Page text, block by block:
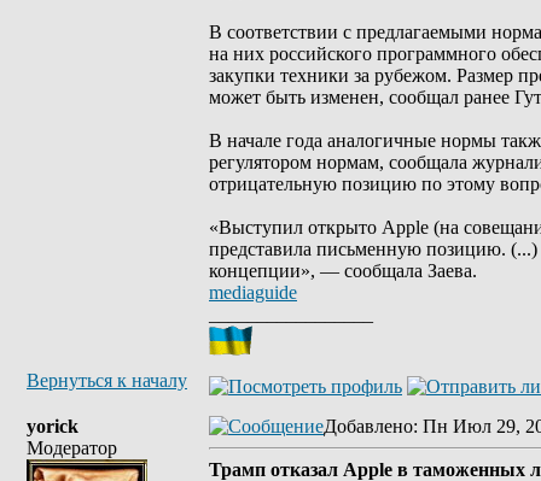
В соответствии с предлагаемыми
на них российского программного
закупки техники за рубежом. Размер
может быть изменен, сообщал ранее
В начале года аналогичные нормы
регулятором нормам, сообщала
отрицательную позицию по этому
«Выступил открыто Apple (на
представила письменную позицию. (...)
концепции», — сообщала Заева.
mediaguide
Вернуться к началу
yorick
Модератор
Добавлено: Пн Июл 29,
Трамп отказал Apple в таможенных